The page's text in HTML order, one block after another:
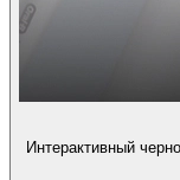
Интерактивный